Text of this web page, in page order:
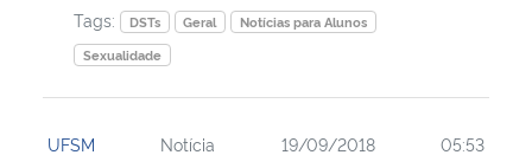
Tags:
DSTs Geral
Notícias para Alunos
Sexualidade
UFSM Notícia 19/09/2018 05:53